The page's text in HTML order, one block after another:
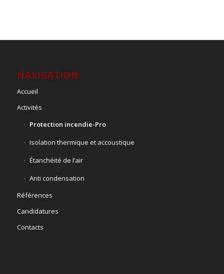
NAVIGATION
Accueil
Activités
Protection incendie-Pro
Isolation thermique et accoustique
Étanchéité de l’air
Anti condensation
Références
Candidatures
Contacts